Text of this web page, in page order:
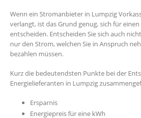
Wenn ein Stromanbieter in Lumpzig
verlangt, ist das Grund genug, sich für
entscheiden. Entscheiden Sie sich auch
nur den Strom, welchen Sie in Anspruch
bezahlen müssen.
Kurz die bedeutendsten Punkte bei der
Energielieferanten in Lumpzig
Ersparnis
Energiepreis für eine kWh